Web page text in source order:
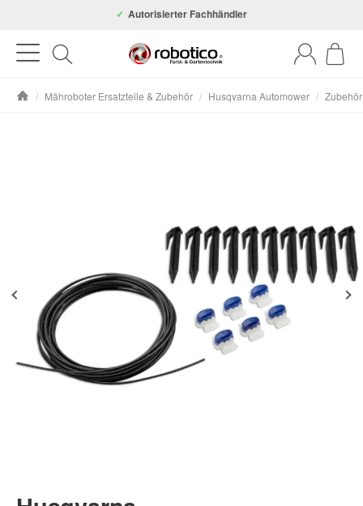
Autorisierter Fachhändler
/ Mähroboter Ersatzteile & Zubehör / Husqvarna Automower / Zubehör